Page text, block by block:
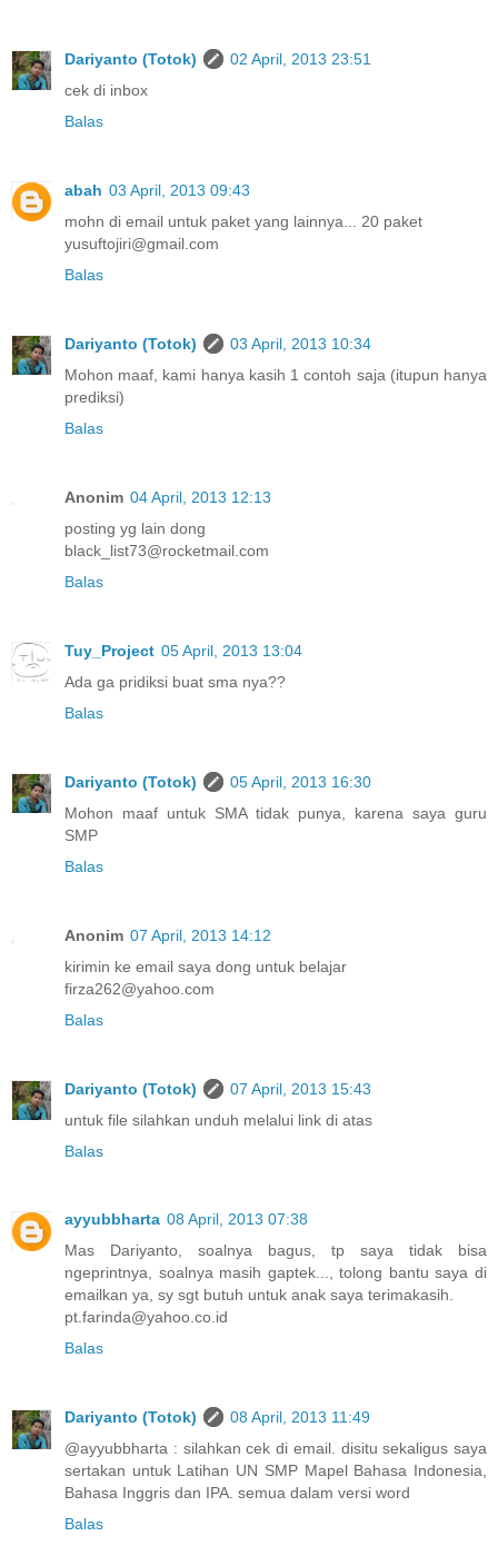
Dariyanto (Totok)
02 April, 2013 23:51
cek di inbox
Balas
abah 03 April, 2013 09:43
mohn di email untuk paket yang lainnya... 20 paket
yusuftojiri@gmail.com
Balas
Dariyanto (Totok)
03 April, 2013 10:34
Mohon maaf, kami hanya kasih 1 contoh saja (itupun hanya
prediksi)
Balas
Anonim 04 April, 2013 12:13
posting yg lain dong
black_list73@rocketmail.com
Balas
Tuy_Project 05 April, 2013 13:04
Ada ga pridiksi buat sma nya??
Balas
Dariyanto (Totok)
05 April, 2013 16:30
Mohon maaf untuk SMA tidak punya, karena saya guru
SMP
Balas
Anonim 07 April, 2013 14:12
kirimin ke email saya dong untuk belajar
firza262@yahoo.com
Balas
Dariyanto (Totok)
07 April, 2013 15:43
untuk file silahkan unduh melalui link di atas
Balas
ayyubbharta 08 April, 2013 07:38
Mas Dariyanto, soalnya bagus, tp saya tidak bisa
ngeprintnya, soalnya masih gaptek..., tolong bantu saya di
emailkan ya, sy sgt butuh untuk anak saya terimakasih.
pt.farinda@yahoo.co.id
Balas
Dariyanto (Totok)
08 April, 2013 11:49
@ayyubbharta : silahkan cek di email. disitu sekaligus saya
sertakan untuk Latihan UN SMP Mapel Bahasa Indonesia,
Bahasa Inggris dan IPA. semua dalam versi word
Balas